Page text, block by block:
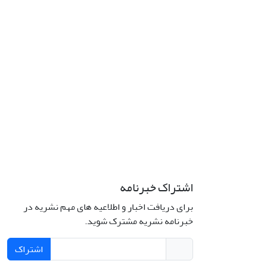
اشتراک خبرنامه
برای دریافت اخبار و اطلاعیه های مهم نشریه در
خبرنامه نشریه مشترک شوید.
اشتراک